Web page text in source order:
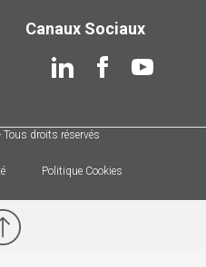
Canaux Sociaux
Tous droits réservés
Politique Cookies